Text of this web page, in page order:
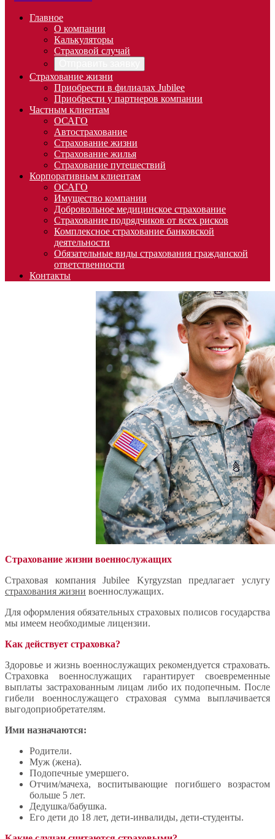
Главное
О компании
Калькуляторы
Страховой случай
Страхование жизни
Приобрести в филиалах Jubilee
Приобрести у партнеров компании
Частным клиентам
ОСАГО
Автострахование
Страхование жизни
Страхование жилья
Страхование путешествий
Корпоративным клиентам
ОСАГО
Имущество компании
Добровольное медицинское страхование
Страхование подрядчиков от всех рисков
Комплексное страхование банковской
деятельности
Обязательные виды страхования гражданской
ответственности
Контакты
Страхование жизни военнослужащих
Страховая компания Jubilee Kyrgyzstan предлагает услугу
страхования жизни военнослужащих.
Для оформления обязательных страховых полисов государства
мы имеем необходимые лицензии.
Как действует страховка?
Здоровье и жизнь военнослужащих рекомендуется страховать.
Страховка военнослужащих гарантирует своевременные
выплаты застрахованным лицам либо их подопечным. После
гибели военнослужащего страховая сумма выплачивается
выгодоприобретателям.
Ими назначаются:
Родители.
Муж (жена).
Подопечные умершего.
Отчим/мачеха, воспитывающие погибшего возрастом
больше 5 лет.
Дедушка/бабушка.
Его дети до 18 лет, дети-инвалиды, дети-студенты.